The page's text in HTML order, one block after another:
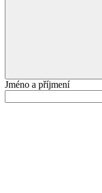
Jméno a příjmení